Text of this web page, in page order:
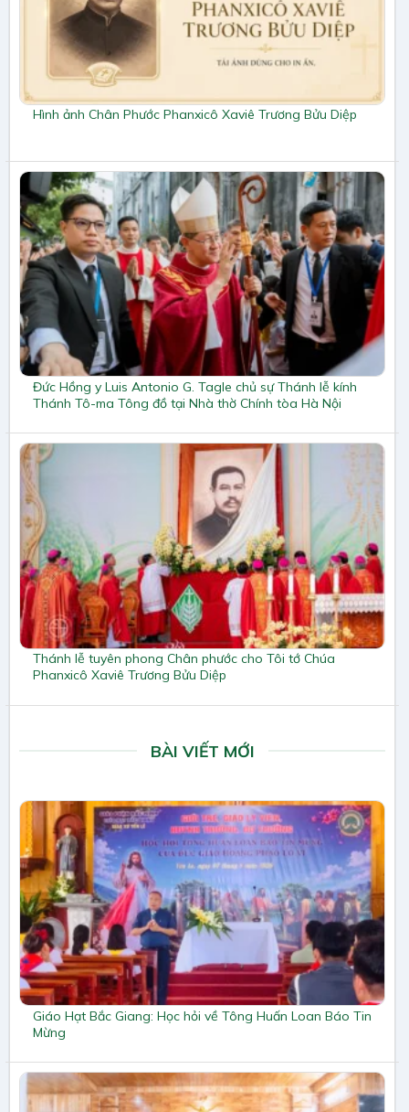
Hình ảnh Chân Phước Phanxicô Xaviê Trương Bửu Diệp
Đức Hồng y Luis Antonio G. Tagle chủ sự Thánh lễ kính
Thánh Tô-ma Tông đồ tại Nhà thờ Chính tòa Hà Nội
Thánh lễ tuyên phong Chân phước cho Tôi tớ Chúa
Phanxicô Xaviê Trương Bửu Diệp
BÀI VIẾT MỚI
Giáo Hạt Bắc Giang: Học hỏi về Tông Huấn Loan Báo Tin
Mừng